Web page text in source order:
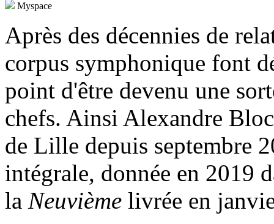
Myspace
Après des décennies de
corpus symphonique font
point d'être devenu une
chefs. Ainsi Alexandre
de Lille depuis septembre
intégrale, donnée en 2019
la Neuvième livrée en